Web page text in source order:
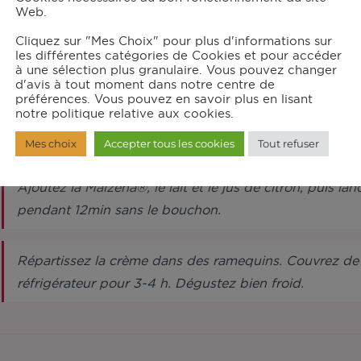
Dans le bol du robot muni du batteur, mettez les
vitesse 6 pendant 1 min.
Ajoutez la Maïzena®, le lait et le jus de citron, puis
pendant 12min sans le bouchon.
Répartissez la crème dans des ramequins. Couvrez
réfrigérateur pour 3-4 h. Dégustez bien froid.
Web.
Cliquez sur "Mes Choix" pour plus d'informations sur
les différentes catégories de Cookies et pour accéder
à une sélection plus granulaire. Vous pouvez changer
d'avis à tout moment dans notre centre de
préférences. Vous pouvez en savoir plus en lisant
notre politique relative aux cookies.
Mes choix Accepter tous les cookies Tout refuser